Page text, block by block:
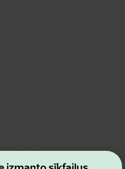
Agency